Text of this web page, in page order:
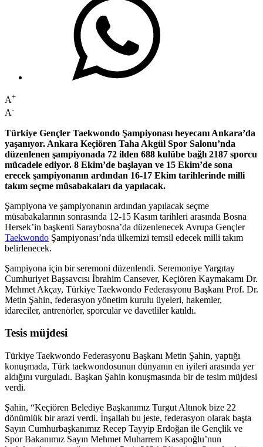
A+
A-
Türkiye Gençler Taekwondo Şampiyonası heyecanı Ankara’da
yaşanıyor. Ankara Keçiören Taha Akgül Spor Salonu’nda
düzenlenen şampiyonada 72 ilden 688 kulübe bağlı 2187 sporcu
mücadele ediyor. 8 Ekim’de başlayan ve 15 Ekim’de sona
erecek şampiyonanın ardından 16-17 Ekim tarihlerinde milli
takım seçme müsabakaları da yapılacak.
Şampiyona ve şampiyonanın ardından yapılacak seçme
müsabakalarının sonrasında 12-15 Kasım tarihleri arasında Bosna
Hersek’in başkenti Saraybosna’da düzenlenecek Avrupa Gençler
Taekwondo Şampiyonası’nda ülkemizi temsil edecek milli takım
belirlenecek.
Şampiyona için bir seremoni düzenlendi. Seremoniye Yargıtay
Cumhuriyet Başsavcısı İbrahim Cansever, Keçiören Kaymakamı Dr.
Mehmet Akçay, Türkiye Taekwondo Federasyonu Başkanı Prof. Dr.
Metin Şahin, federasyon yönetim kurulu üyeleri, hakemler,
idareciler, antrenörler, sporcular ve davetliler katıldı.
Tesis müjdesi
Türkiye Taekwondo Federasyonu Başkanı Metin Şahin, yaptığı
konuşmada, Türk taekwondosunun dünyanın en iyileri arasında yer
aldığını vurguladı. Başkan Şahin konuşmasında bir de tesim müjdesi
verdi.
Şahin, “Keçiören Belediye Başkanımız Turgut Altınok bize 22
dönümlük bir arazi verdi. İnşallah bu jeste, federasyon olarak başta
Sayın Cumhurbaşkanımız Recep Tayyip Erdoğan ile Gençlik ve
Spor Bakanımız Sayın Mehmet Muharrem Kasapoğlu’nun